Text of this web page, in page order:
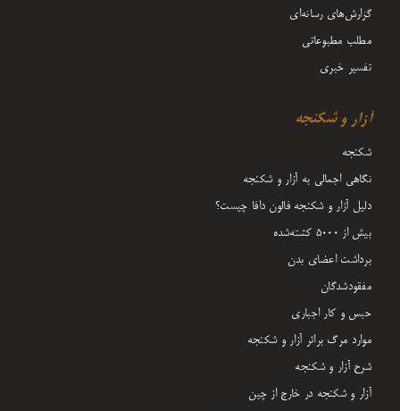
گزارش‌های رسانه‌ای
مطلب مطبوعاتی
تفسیر خبری
آزار و شکنجه
شکنجه
نگاهی اجمالی به آزار و شکنجه
دلیل آزار و شکنجه فالون دافا چیست؟
بیش از 5000 کشته‌شده
برداشت اعضای بدن
مفقودشدگان
حبس و کار اجباری
موارد مرگ براثر آزار و شکنجه
شرح آزار و شکنجه
آزار و شکنجه در خارج از چین